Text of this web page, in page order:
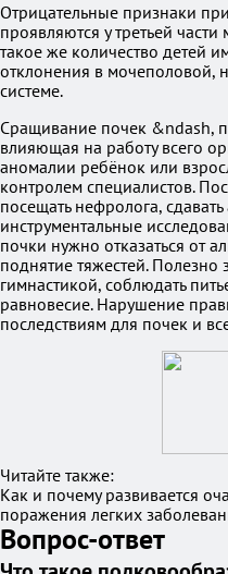
Отрицательные признаки
проявляются у третьей
такое же количество детей
отклонения в мочеполовой,
системе.
Сращивание почек &ndash,
влияющая на работу всего
аномалии ребёнок или
контролем специалистов.
посещать нефролога,
инструментальные
почки нужно отказаться от
поднятие тяжестей. Полезно
гимнастикой, соблюдать
равновесие. Нарушение
последствиям для почек и
Читайте также:
Как и почему развивается
поражения легких
Вопрос-ответ